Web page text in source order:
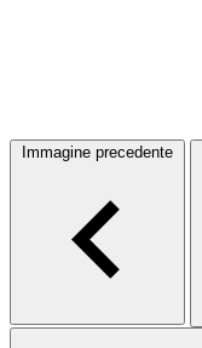
Immagine precedente